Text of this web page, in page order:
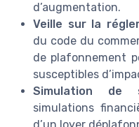
d’augmentation.
Veille sur la
du code du
de plafonnement
susceptibles
Simulation de
simulations